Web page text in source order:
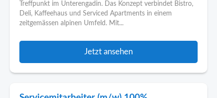
Treffpunkt im Unterengadin. Das Konzept verbindet Bistro,
Deli, Kaffeehaus und Serviced Apartments in einem
zeitgemässen alpinen Umfeld. Mit...
Jetzt ansehen